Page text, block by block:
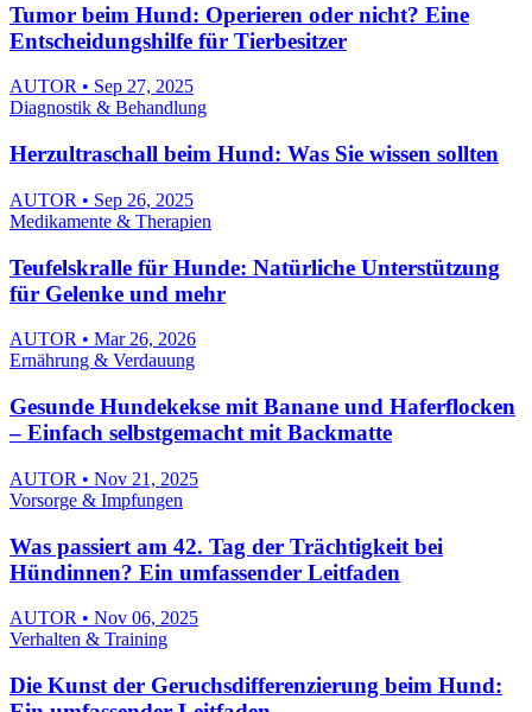
Tumor beim Hund: Operieren oder nicht? Eine
Entscheidungshilfe für Tierbesitzer
AUTOR • Sep 27, 2025
Diagnostik & Behandlung
Herzultraschall beim Hund: Was Sie wissen sollten
AUTOR • Sep 26, 2025
Medikamente & Therapien
Teufelskralle für Hunde: Natürliche Unterstützung
für Gelenke und mehr
AUTOR • Mar 26, 2026
Ernährung & Verdauung
Gesunde Hundekekse mit Banane und Haferflocken
– Einfach selbstgemacht mit Backmatte
AUTOR • Nov 21, 2025
Vorsorge & Impfungen
Was passiert am 42. Tag der Trächtigkeit bei
Hündinnen? Ein umfassender Leitfaden
AUTOR • Nov 06, 2025
Verhalten & Training
Die Kunst der Geruchsdifferenzierung beim Hund: